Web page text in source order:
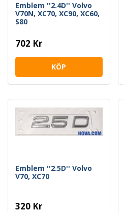
Emblem ''2.4D'' Volvo
V70N, XC70, XC90, XC60,
S80
702 Kr
KÖP
Emblem ''2.5D'' Volvo
V70, XC70
320 Kr